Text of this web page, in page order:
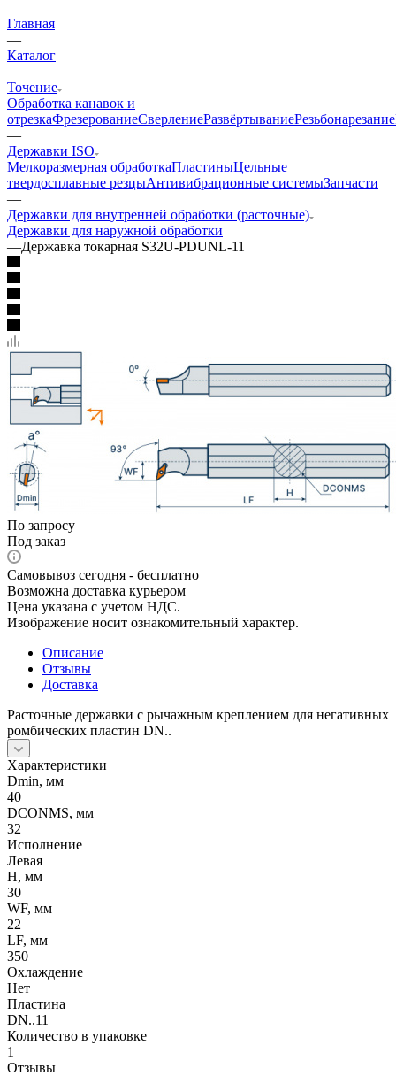
Главная
—
Каталог
—
Точение
Обработка канавок и
отрезкаФрезерованиеСверлениеРазвёртываниеРезьбонарезание
—
Державки ISO
Мелкоразмерная обработкаПластиныЦельные
твердосплавные резцыАнтивибрационные системыЗапчасти
—
Державки для внутренней обработки (расточные)
Державки для наружной обработки
—Державка токарная S32U-PDUNL-11
По запросу
Под заказ
Самовывоз сегодня - бесплатно
Возможна доставка курьером
Цена указана с учетом НДС.
Изображение носит ознакомительный характер.
Описание
Отзывы
Доставка
Расточные державки с рычажным креплением для негативных
ромбических пластин DN..
Характеристики
Dmin, мм
40
DCONMS, мм
32
Исполнение
Левая
H, мм
30
WF, мм
22
LF, мм
350
Охлаждение
Нет
Пластина
DN..11
Количество в упаковке
1
Отзывы